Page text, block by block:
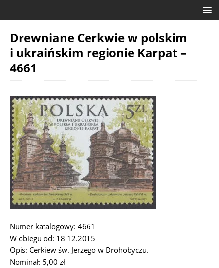
Drewniane Cerkwie w polskim
i ukraińskim regionie Karpat –
4661
Numer katalogowy: 4661
W obiegu od: 18.12.2015
Opis: Cerkiew św. Jerzego w Drohobyczu.
Nominał: 5,00 zł